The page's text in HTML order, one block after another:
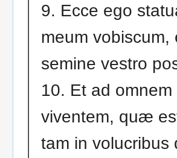
9. Ecce ego
meum vobiscum,
semine vestro
10. Et ad omnem
viventem, quæ
tam in volucribus